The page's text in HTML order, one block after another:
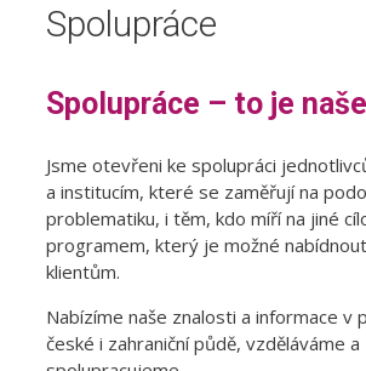
Spolupráce
Spolupráce – to je
Jsme otevřeni ke spolupráci
a institucím, které se zaměřují na
problematiku, i těm, kdo míří na jiné
programem, který je možné
klientům.
Nabízíme naše znalosti a informace v
české i zahraniční půdě, vzděláváme a